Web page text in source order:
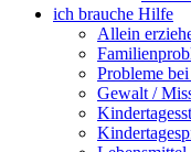
ich brauche Hilfe
Allein
Probleme
Gewalt /